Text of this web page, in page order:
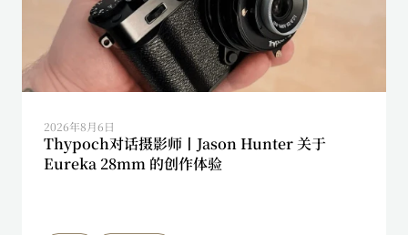
2026年8月6日
Thypoch对话摄影师丨Jason Hunter 关于
Eureka 28mm 的创作体验